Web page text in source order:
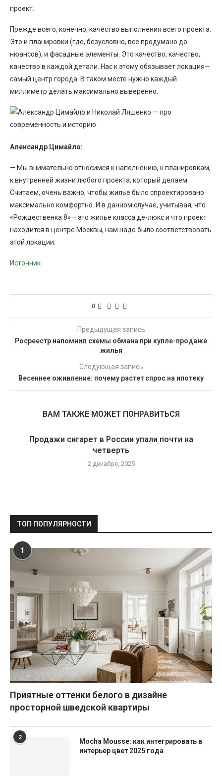
проект.
Прежде всего, конечно, качество выполнения всего проекта.
Это и планировки (где, безусловно, все продумано до
нюансов), и фасадные элементы. Это качество, качество,
качество в каждой детали. Нас к этому обязывает локация—
самый центр города. В таком месте нужно каждый
миллиметр делать максимально выверенно.
Александр Цимайло:
— Мы внимательно относимся к наполнению, к планировкам,
к внутренней жизни любого проекта, который делаем.
Считаем, очень важно, чтобы жилье было спроектировано
максимально комфортно. И в данном случае, учитывая, что
«Рождественка 8»— это жилье класса де-люкс и что проект
находится в центре Москвы, нам надо было соответствовать
этой локации.
Источник
0
Предыдущая запись
Росреестр напомнил схемы обмана при купле-продаже
жилья
Следующая запись
Весеннее оживление: почему растет спрос на ипотеку
ВАМ ТАКЖЕ МОЖЕТ ПОНРАВИТЬСЯ
Продажи сигарет в России упали почти на
четверть
2 декабря, 2025
ТОП ПОПУЛЯРНОСТИ
1
Приятные оттенки белого в дизайне
просторной шведской квартиры
2
Mocha Mousse: как интегрировать в
интерьер цвет 2025 года